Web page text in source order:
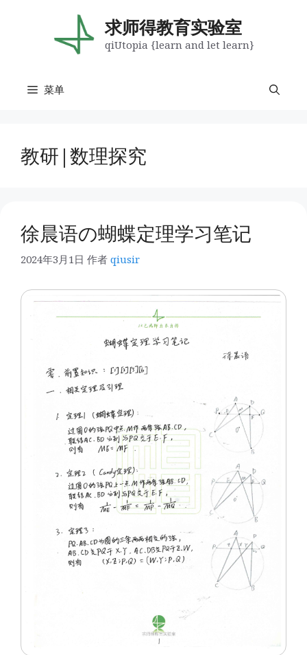
求师得教育实验室
qiUtopia {learn and let learn}
菜单
教研|数理探究
徐晨语の蝴蝶定理学习笔记
2024年3月1日 作者 qiusir